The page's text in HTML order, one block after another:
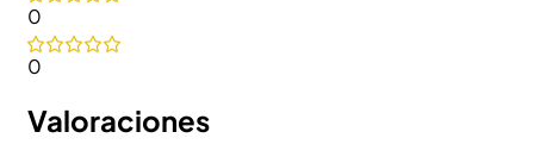
0
0
Valoraciones